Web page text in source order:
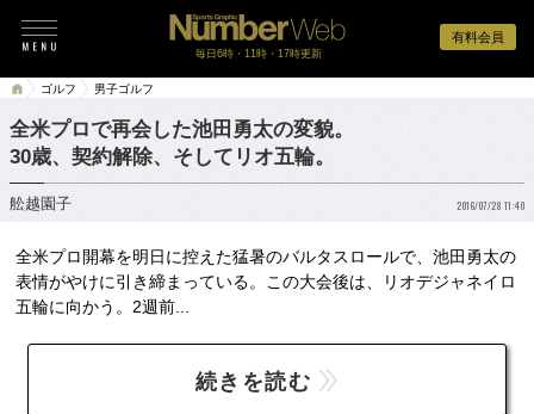
有料会員
毎日6時・11時・17時更新
ゴルフ 男子ゴルフ
全米プロで再会した池田勇太の変貌。
30歳、契約解除、そしてリオ五輪。
舩越園子 2016/07/28 11:40
全米プロ開幕を明日に控えた猛暑のバルタスロールで、池田勇太の
表情がやけに引き締まっている。この大会後は、リオデジャネイロ
五輪に向かう。2週前...
続きを読む